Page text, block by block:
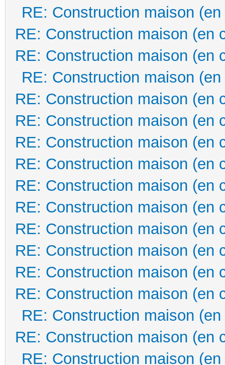
RE: Construction maison
RE: Construction maison (en
RE: Construction maison (en
RE: Construction maison
RE: Construction maison (en
RE: Construction maison (en
RE: Construction maison (en
RE: Construction maison (en
RE: Construction maison (en
RE: Construction maison (en
RE: Construction maison (en
RE: Construction maison (en
RE: Construction maison (en
RE: Construction maison (en
RE: Construction maison
RE: Construction maison (en
RE: Construction maison